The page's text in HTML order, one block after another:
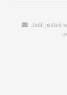
Jeśli jesteś